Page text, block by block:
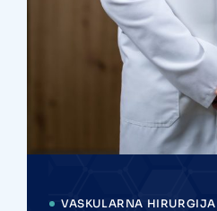
VASKULARNA HIRURGIJA